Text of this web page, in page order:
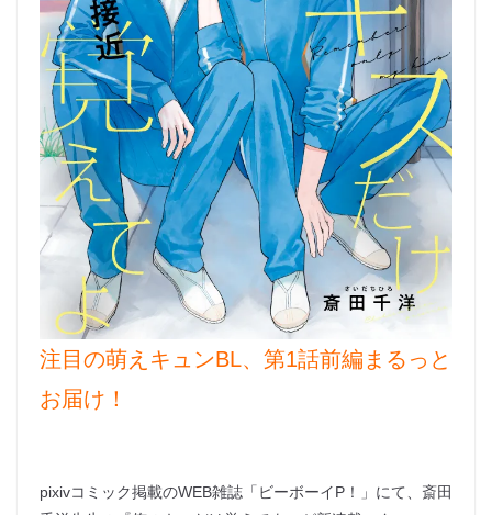
注目の萌えキュンBL、第1話前編まるっと
お届け！
pixivコミック掲載のWEB雑誌「ビーボーイP！」にて、斎田